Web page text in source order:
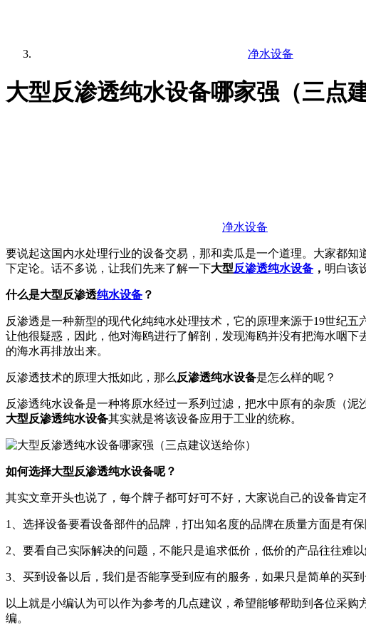
净水设备
大型反渗透纯水设备哪家强（三点
净水设备
要说起这国内水处理行业的设备交易，那和卖瓜是一个道理。大家都
下定论。话不多说，让我们先来了解一下大型反渗透纯水设备 ， 明白该
什么是大型反渗透纯水设备 ？
反渗透是一种新型的现代化纯纯水处理技术，它的原理来源于19世纪
让他很疑惑，因此，他对海鸥进行了解剖，发现海鸥并没有把海水咽
的海水再排放出来。
反渗透技术的原理大抵如此，那么 反渗透纯水设备是怎么样的呢？
反渗透纯水设备是一种将原水经过一系列过滤，把水中原有的杂质（
大型反渗透纯水设备其实就是将该设备应用于工业的统称。
如何选择大型反渗透纯水设备呢？
其实文章开头也说了，每个牌子都可好可不好，大家说自己的设备肯
1、选择设备要看设备部件的品牌，打出知名度的品牌在质量方面是有
2、要看自己实际解决的问题，不能只是追求低价，低价的产品往往难以
3、买到设备以后，我们是否能享受到应有的服务，如果只是简单的买
以上就是小编认为可以作为参考的几点建议，希望能够帮助到各位采购
编。